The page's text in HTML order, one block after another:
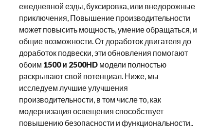
ежедневной езды, буксировка, или внедорожные
приключения, Повышение производительности
может повысить мощность, умение обращаться, и
общие возможности. От доработок двигателя до
доработок подвески, эти обновления помогают
обоим 1500 и 2500HD модели полностью
раскрывают свой потенциал. Ниже, мы
исследуем лучшие улучшения
производительности, в том числе то, как
модернизация освещения способствует
повышению безопасности и функциональности..